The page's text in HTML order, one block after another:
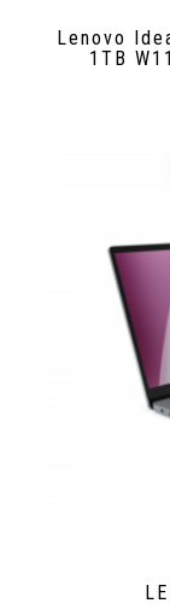
Lenovo
1TB